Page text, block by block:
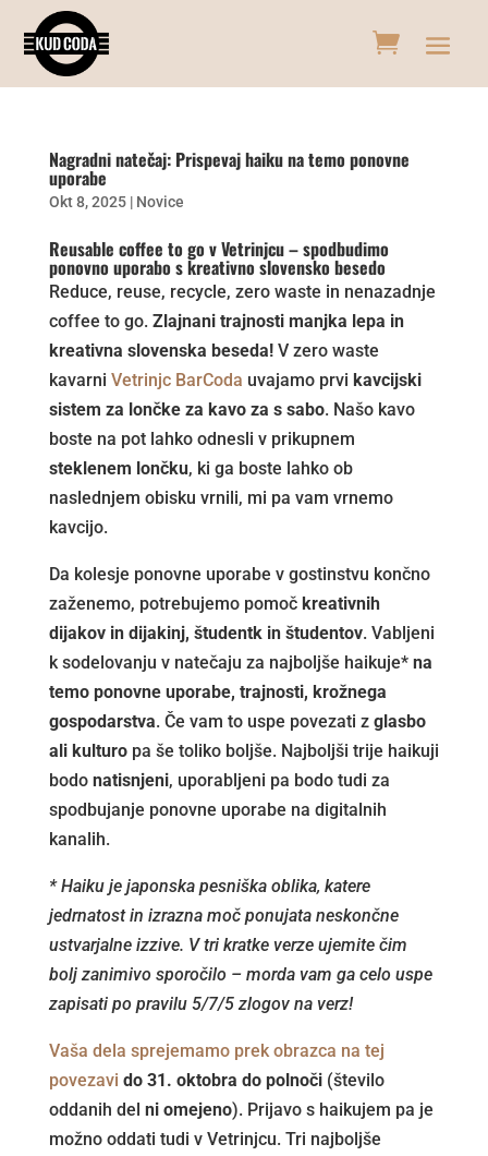
Nagradni natečaj: Prispevaj haiku na temo ponovne
uporabe
Okt 8, 2025| Novice
Reusable coffee to go v Vetrinjcu – spodbudimo
ponovno uporabo s kreativno slovensko besedo
Reduce, reuse, recycle, zero waste in nenazadnje
coffee to go. Zlajnani trajnosti manjka lepa in
kreativna slovenska beseda!V zero waste
kavarni Vetrinjc BarCoda uvajamo prvi kavcijski
sistem za lončke za kavo za s sabo. Našo kavo
boste na pot lahko odnesli v prikupnem
steklenem lončku, ki ga boste lahko ob
naslednjem obisku vrnili, mi pa vam vrnemo
kavcijo.
Da kolesje ponovne uporabe v gostinstvu končno
zaženemo, potrebujemo pomoč kreativnih
dijakov in dijakinj, študentk in študentov. Vabljeni
k sodelovanju v natečaju za najboljše haikuje* na
temo ponovne uporabe, trajnosti, krožnega
gospodarstva. Če vam to uspe povezati z glasbo
ali kulturopa še toliko boljše. Najboljši trije haikuji
bodo natisnjeni, uporabljeni pa bodo tudi za
spodbujanje ponovne uporabe na digitalnih
kanalih.
* Haiku je japonska pesniška oblika, katere
jedrnatost in izrazna moč ponujata neskončne
ustvarjalne izzive. V tri kratke verze ujemite čim
bolj zanimivo sporočilo – morda vam ga celo uspe
zapisati po pravilu 5/7/5 zlogov na verz!
Vaša dela sprejemamo prek obrazca na tej
povezavi do 31. oktobra do polnoči(število
oddanih del ni omejeno). Prijavo s haikujem pa je
možno oddati tudi v Vetrinjcu. Tri najboljše